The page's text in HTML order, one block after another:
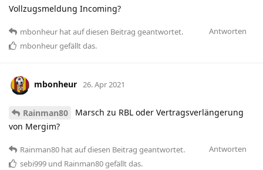
Vollzugsmeldung Incoming?
Antworten
mbonheur hatauf diesen Beitrag geantwortet.
mbonheurgefällt das.
mbonheur 26. Apr 2021
Rainman80
Marsch zu RBL oder Vertragsverlängerung
von Mergim?
Antworten
Rainman80 hatauf diesen Beitrag geantwortet.
sebi999 und Rainman80gefällt das.